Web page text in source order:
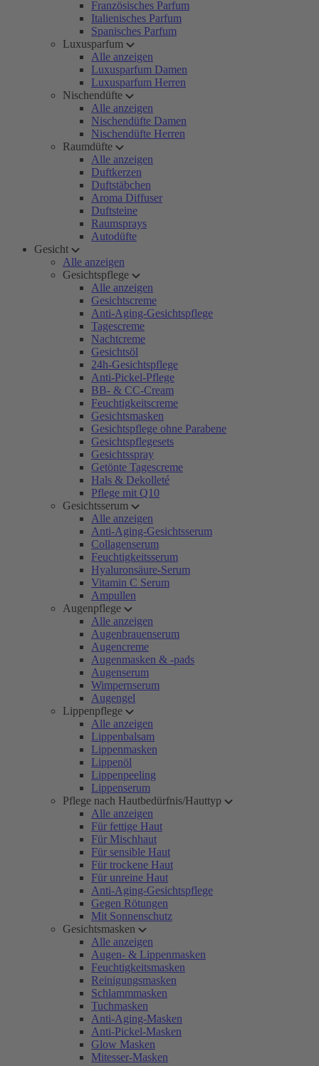
Französisches Parfum
Italienisches Parfum
Spanisches Parfum
Luxusparfum
Alle anzeigen
Luxusparfum Damen
Luxusparfum Herren
Nischendüfte
Alle anzeigen
Nischendüfte Damen
Nischendüfte Herren
Raumdüfte
Alle anzeigen
Duftkerzen
Duftstäbchen
Aroma Diffuser
Duftsteine
Raumsprays
Autodüfte
Gesicht
Alle anzeigen
Gesichtspflege
Alle anzeigen
Gesichtscreme
Anti-Aging-Gesichtspflege
Tagescreme
Nachtcreme
Gesichtsöl
24h-Gesichtspflege
Anti-Pickel-Pflege
BB- & CC-Cream
Feuchtigkeitscreme
Gesichtsmasken
Gesichtspflege ohne Parabene
Gesichtspflegesets
Gesichtsspray
Getönte Tagescreme
Hals & Dekolleté
Pflege mit Q10
Gesichtsserum
Alle anzeigen
Anti-Aging-Gesichtsserum
Collagenserum
Feuchtigkeitsserum
Hyaluronsäure-Serum
Vitamin C Serum
Ampullen
Augenpflege
Alle anzeigen
Augenbrauenserum
Augencreme
Augenmasken & -pads
Augenserum
Wimpernserum
Augengel
Lippenpflege
Alle anzeigen
Lippenbalsam
Lippenmasken
Lippenöl
Lippenpeeling
Lippenserum
Pflege nach Hautbedürfnis/Hauttyp
Alle anzeigen
Für fettige Haut
Für Mischhaut
Für sensible Haut
Für trockene Haut
Für unreine Haut
Anti-Aging-Gesichtspflege
Gegen Rötungen
Mit Sonnenschutz
Gesichtsmasken
Alle anzeigen
Augen- & Lippenmasken
Feuchtigkeitsmasken
Reinigungsmasken
Schlammmasken
Tuchmasken
Anti-Aging-Masken
Anti-Pickel-Masken
Glow Masken
Mitesser-Masken